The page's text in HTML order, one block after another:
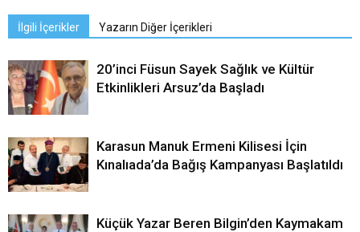
İlgili İçerikler Yazarın Diğer İçerikleri
20’inci Füsun Sayek Sağlık ve Kültür
Etkinlikleri Arsuz’da Başladı
Karasun Manuk Ermeni Kilisesi İçin
Kınalıada’da Bağış Kampanyası Başlatıldı
Küçük Yazar Beren Bilgin’den Kaymakam